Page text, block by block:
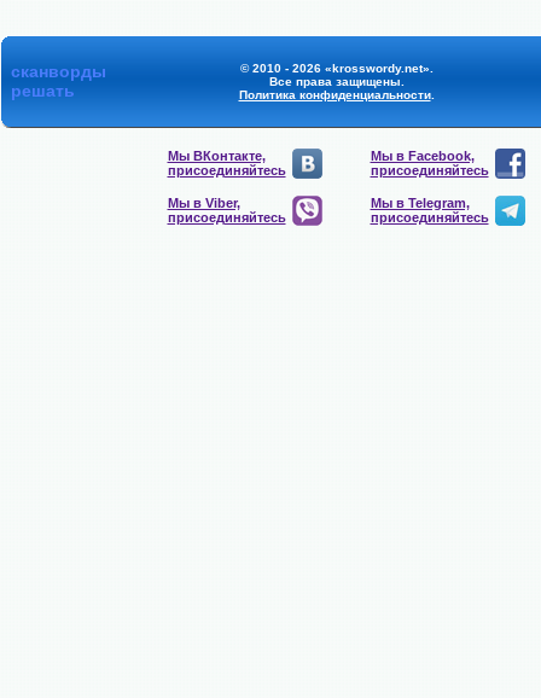
сканворды
решать
© 2010 - 2026 «krosswordy.net».
Все права защищены.
Политика конфиденциальности.
Мы ВКонтакте,
присоединяйтесь
Мы в Facebook,
присоединяйтесь
Мы в Viber,
присоединяйтесь
Мы в Telegram,
присоединяйтесь